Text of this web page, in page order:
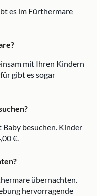
es im Fürthermare
mit Ihren Kindern
gibt es sogar
Baby besuchen. Kinder
€.
übernachten.
hervorragende